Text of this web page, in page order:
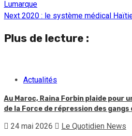
Reading
Lumarque
Next 2020 : le système médical
Plus de lecture :
Actualités
Au Maroc, Raina Forbin plaide pour
de la Force de répression des gangs
24 mai 2026 Le Quotidien News